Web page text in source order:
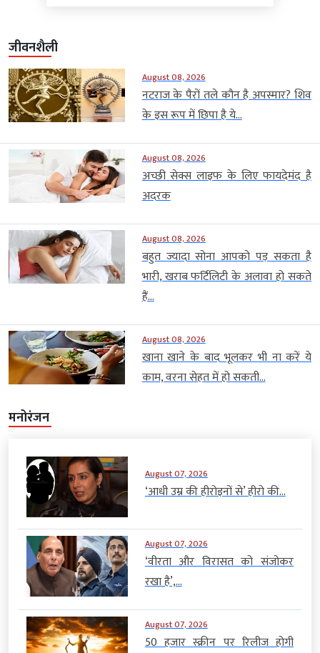
जीवनशैली
August 08, 2026
नटराज के पैरों तले कौन है अपस्मार? शिव
के इस रूप में छिपा है ये...
August 08, 2026
अच्छी सेक्स लाइफ के लिए फायदेमंद है
अदरक
August 08, 2026
बहुत ज्यादा सोना आपको पड़ सकता है
भारी, खराब फर्टिलिटी के अलावा हो सकते
हैं...
August 08, 2026
खाना खाने के बाद भूलकर भी ना करें ये
काम, वरना सेहत में हो सकती...
मनोरंजन
August 07, 2026
‘आधी उम्र की हीरोइनों से’ हीरो की...
August 07, 2026
‘वीरता और विरासत को संजोकर
रखा है’,...
August 07, 2026
50 हजार स्क्रीन पर रिलीज होगी